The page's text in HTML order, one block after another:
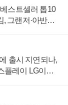
스트셀러 톱10
그랜저·아반떼
출시 지연되나,
플레이 LG이노